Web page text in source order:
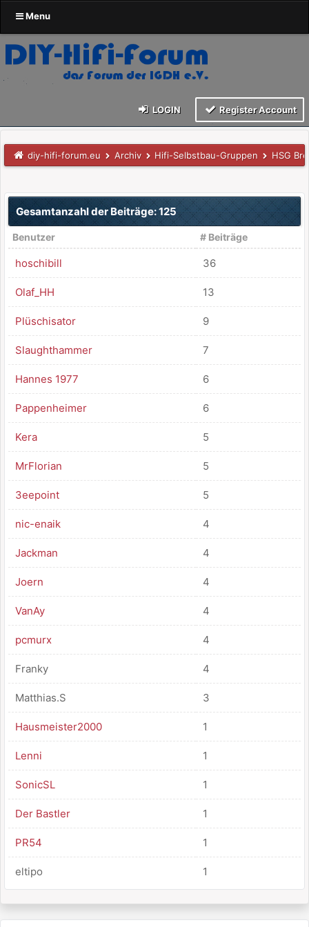
Menu
LOGIN Register Account
diy-hifi-forum.eu Archiv Hifi-Selbstbau-Gruppen HSG
Gesamtanzahl der Beiträge: 125
Benutzer # Beiträge
hoschibill 36
Olaf_HH 13
Plüschisator 9
Slaughthammer 7
Hannes 1977 6
Pappenheimer 6
Kera 5
MrFlorian 5
3eepoint 5
nic-enaik 4
Jackman 4
Joern 4
VanAy 4
pcmurx 4
Franky 4
Matthias.S 3
Hausmeister2000 1
Lenni 1
SonicSL 1
Der Bastler 1
PR54 1
eltipo 1